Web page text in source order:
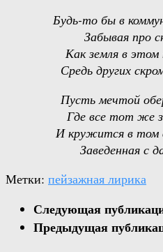
Будь-то бы в
Забывая про
Как земля в этом
Средь других
Пусть мечтой
Где все тот же
И кружится в том
Заведенная с
Метки: пейзажная лирика
Следующая
Предыдущая